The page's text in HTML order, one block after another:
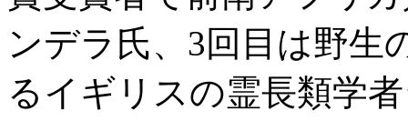
ンデラ氏、3回目は野生
るイギリスの霊長類学